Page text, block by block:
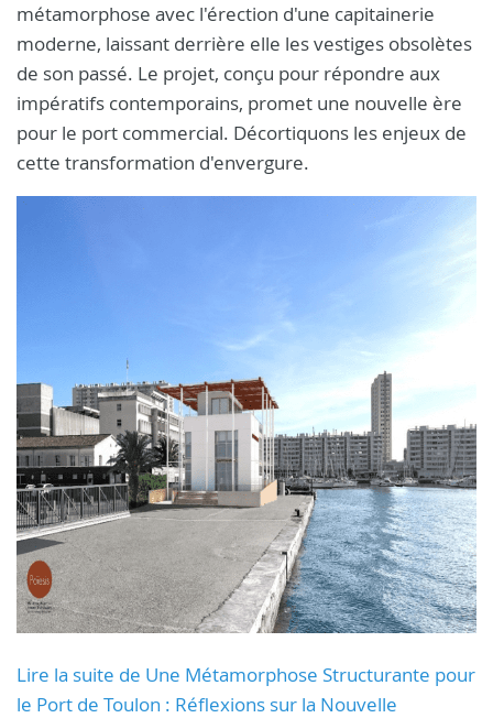
métamorphose avec l'érection d'une capitainerie
moderne, laissant derrière elle les vestiges obsolètes
de son passé. Le projet, conçu pour répondre aux
impératifs contemporains, promet une nouvelle ère
pour le port commercial. Décortiquons les enjeux de
cette transformation d'envergure.
Lire la suite de Une Métamorphose Structurante pour
le Port de Toulon : Réflexions sur la Nouvelle